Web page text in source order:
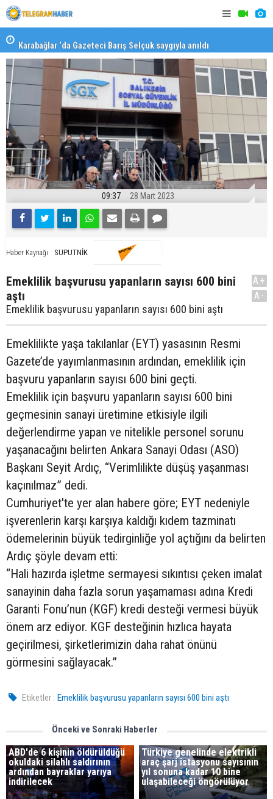
Karabağlar ‘da Gazeteci Barış Selçuk saygıyla anıldı
09:37 28 Mart 2023
Haber Kaynağı SUPUTNİK
Emeklilik başvurusu yapanların sayısı 600 bini
aştı
Emeklilik başvurusu yapanların sayısı 600 bini aştı
A+
A-
Emeklilikte yaşa takılanlar (EYT) yasasının Resmi
Gazete’de yayımlanmasının ardından, emeklilik için
başvuru yapanların sayısı 600 bini geçti.
Emeklilik için başvuru yapanların sayısı 600 bini
geçmesinin sanayi üretimine etkisiyle ilgili
değerlendirme yapan ve nitelikle personel sorunu
yaşanacağını belirten Ankara Sanayi Odası (ASO)
Başkanı Seyit Ardıç, “Verimlilikte düşüş yaşanması
kaçınılmaz” dedi.
Cumhuriyet'te yer alan habere göre; EYT nedeniyle
işverenlerin karşı karşıya kaldığı kıdem tazminatı
ödemelerinin büyük tedirginliğe yol açtığını da belirten
Ardıç şöyle devam etti:
“Hali hazırda işletme sermayesi sıkıntısı çeken imalat
sanayinin daha fazla sorun yaşamaması adına Kredi
Garanti Fonu’nun (KGF) kredi desteği vermesi büyük
önem arz ediyor. KGF desteğinin hızlıca hayata
geçirilmesi, şirketlerimizin daha rahat önünü
görmesini sağlayacak.”
Etiketler : Emeklilik başvurusu yapanların sayısı 600 bini aştı
Önceki ve Sonraki Haberler
ABD'de 6 kişinin öldürüldüğü
okuldaki silahlı saldırının
ardından bayraklar yarıya
indirilecek
Türkiye genelinde elektrikli
araç şarj istasyonu sayısının
yıl sonuna kadar 10 bine
ulaşabileceği öngörülüyor